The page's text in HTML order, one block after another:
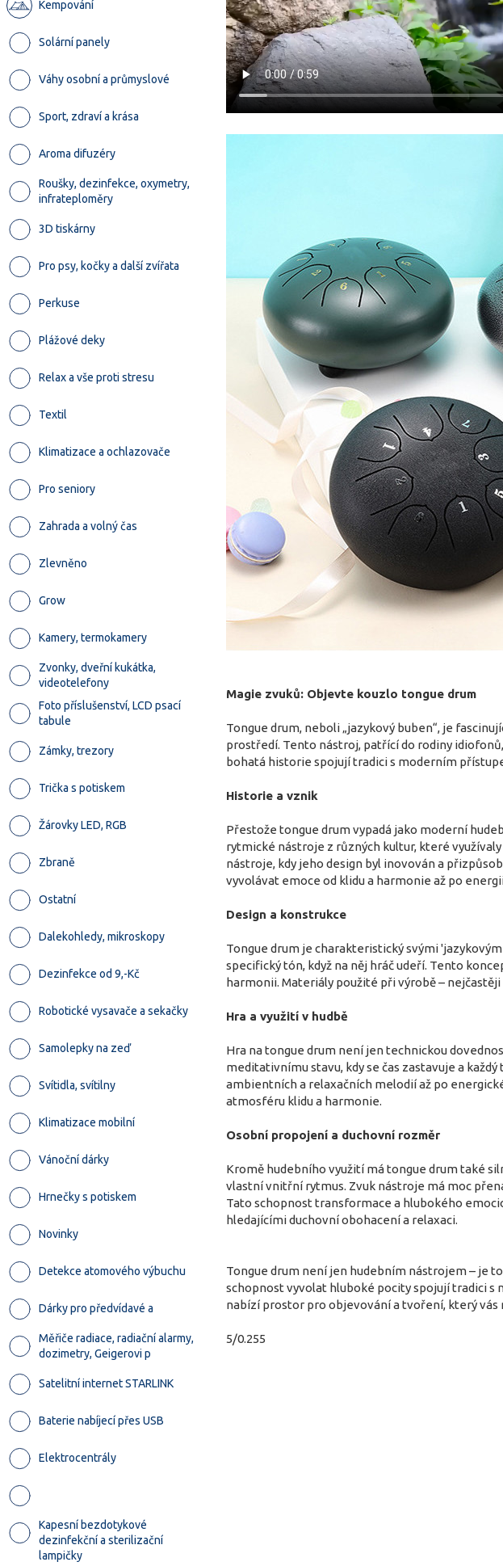
Kempování
Solární panely
Váhy osobní a průmyslové
Sport, zdraví a krása
Aroma difuzéry
Roušky, dezinfekce, oxymetry,
infrateploměry
3D tiskárny
Pro psy, kočky a další zvířata
Perkuse
Plážové deky
Relax a vše proti stresu
Textil
Klimatizace a ochlazovače
Pro seniory
Zahrada a volný čas
Zlevněno
Grow
Kamery, termokamery
Zvonky, dveřní kukátka,
videotelefony
Foto příslušenství, LCD psací
tabule
Zámky, trezory
Trička s potiskem
Žárovky LED, RGB
Zbraně
Ostatní
Dalekohledy, mikroskopy
Dezinfekce od 9,-Kč
Robotické vysavače a sekačky
Samolepky na zeď
Svítidla, svítilny
Klimatizace mobilní
Vánoční dárky
Hrnečky s potiskem
Novinky
Detekce atomového výbuchu
Dárky pro předvídavé a
Měřiče radiace, radiační alarmy,
dozimetry, Geigerovi p
Satelitní internet STARLINK
Baterie nabíjecí přes USB
Elektrocentrály
Kapesní bezdotykové
dezinfekční a sterilizační
lampičky
Magie zvuků: Objevte kouzlo tongue drum
Tongue drum, neboli „jazykový buben“, je
prostředí. Tento nástroj, patřící do rodiny
bohatá historie spojují tradici s moderním
Historie a vznik
Přestože tongue drum vypadá jako moderní
rytmické nástroje z různých kultur, které
nástroje, kdy jeho design byl inovován a
vyvolávat emoce od klidu a harmonie až po
Design a konstrukce
Tongue drum je charakteristický svými
specifický tón, když na něj hráč udeří. Tento
harmonii. Materiály použité při výrobě –
Hra a využití v hudbě
Hra na tongue drum není jen technickou
meditativnímu stavu, kdy se čas zastavuje a
ambientních a relaxačních melodií až po
atmosféru klidu a harmonie.
Osobní propojení a duchovní rozměr
Kromě hudebního využití má tongue drum také
vlastní vnitřní rytmus. Zvuk nástroje má moc
Tato schopnost transformace a hlubokého
hledajícími duchovní obohacení a relaxaci.
Tongue drum není jen hudebním nástrojem – je
schopnost vyvolat hluboké pocity spojují tradici
nabízí prostor pro objevování a tvoření, který
5/0.255